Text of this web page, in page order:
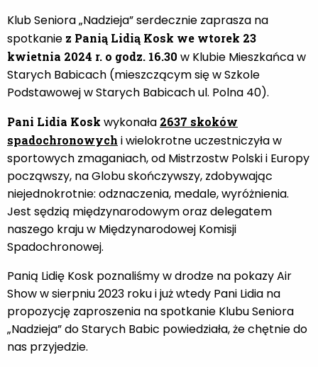
Klub Seniora „Nadzieja” serdecznie zaprasza na
spotkanie z Panią Lidią Kosk we wtorek 23
kwietnia 2024 r. o godz. 16.30 w Klubie Mieszkańca w
Starych Babicach (mieszczącym się w Szkole
Podstawowej w Starych Babicach ul. Polna 40).
Pani Lidia Kosk wykonała 2637 skoków
spadochronowych i wielokrotne uczestniczyła w
sportowych zmaganiach, od Mistrzostw Polski i Europy
począwszy, na Globu skończywszy, zdobywając
niejednokrotnie: odznaczenia, medale, wyróżnienia.
Jest sędzią międzynarodowym oraz delegatem
naszego kraju w Międzynarodowej Komisji
Spadochronowej.
Panią Lidię Kosk poznaliśmy w drodze na pokazy Air
Show w sierpniu 2023 roku i już wtedy Pani Lidia na
propozycję zaproszenia na spotkanie Klubu Seniora
„Nadzieja” do Starych Babic powiedziała, że chętnie do
nas przyjedzie.